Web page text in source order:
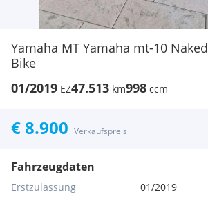
Yamaha MT Yamaha mt-10 Naked
Bike
01/2019 EZ47.513 km998 ccm
€ 8.900 Verkaufspreis
Fahrzeugdaten
Erstzulassung
01/2019